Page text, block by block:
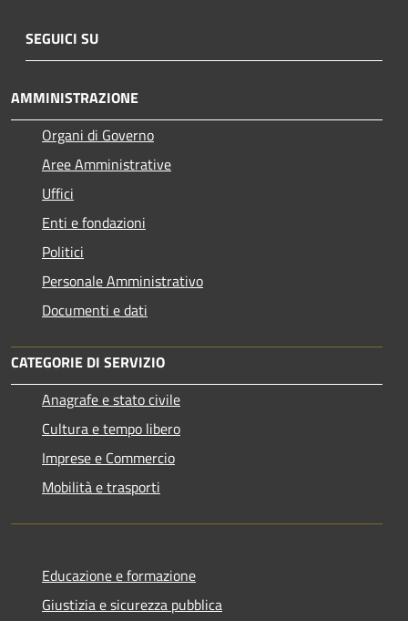
SEGUICI SU
AMMINISTRAZIONE
Organi di Governo
Aree Amministrative
Uffici
Enti e fondazioni
Politici
Personale Amministrativo
Documenti e dati
CATEGORIE DI SERVIZIO
Anagrafe e stato civile
Cultura e tempo libero
Imprese e Commercio
Mobilità e trasporti
Educazione e formazione
Giustizia e sicurezza pubblica